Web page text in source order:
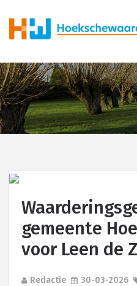
gemeente
voor Leen de
Redactie 30-03-2026